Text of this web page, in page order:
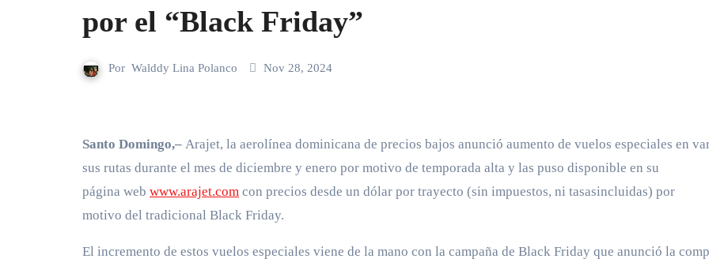
por el “Black Friday”
Por Walddy Lina Polanco Nov 28, 2024
Santo Domingo,– Arajet, la aerolínea dominicana de precios bajos anunció aumento de vuelos especiales en
sus rutas durante el mes de diciembre y enero por motivo de temporada alta y las puso disponible en su
página web www.arajet.com con precios desde un dólar por trayecto (sin impuestos, ni tasasincluidas) por
motivo del tradicional Black Friday.
El incremento de estos vuelos especiales viene de la mano con la campaña de Black Friday que anunció la